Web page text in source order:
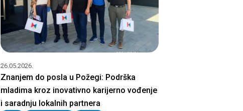
26.05.2026.
Znanjem do posla u Požegi: Podrška
mladima kroz inovativno karijerno vođenje
i saradnju lokalnih partnera